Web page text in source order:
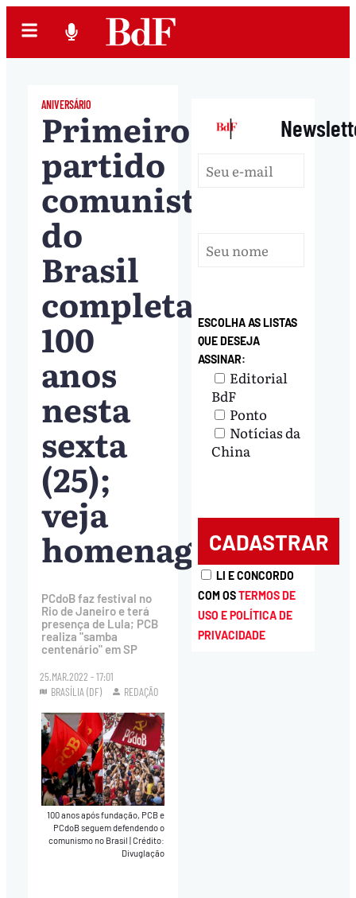
ANIVERSÁRIO
Primeiro
partido
comunista
do
Brasil
completa
100
anos
nesta
sexta
(25);
veja
homenagens
PCdoB faz festival no
Rio de Janeiro e terá
presença de Lula; PCB
realiza "samba
centenário" em SP
25.MAR.2022 - 17:01
BRASÍLIA (DF)
REDAÇÃO
100 anos após fundação, PCB e
PCdoB seguem defendendo o
comunismo no Brasil|Crédito:
Divuglação
|
ESCOLHA AS LISTAS
QUE DESEJA
ASSINAR:
Editorial
BdF
Ponto
Notícias da
China
LI E CONCORDO
COM OSTERMOS DE
USO E POLÍTICA DE
PRIVACIDADE